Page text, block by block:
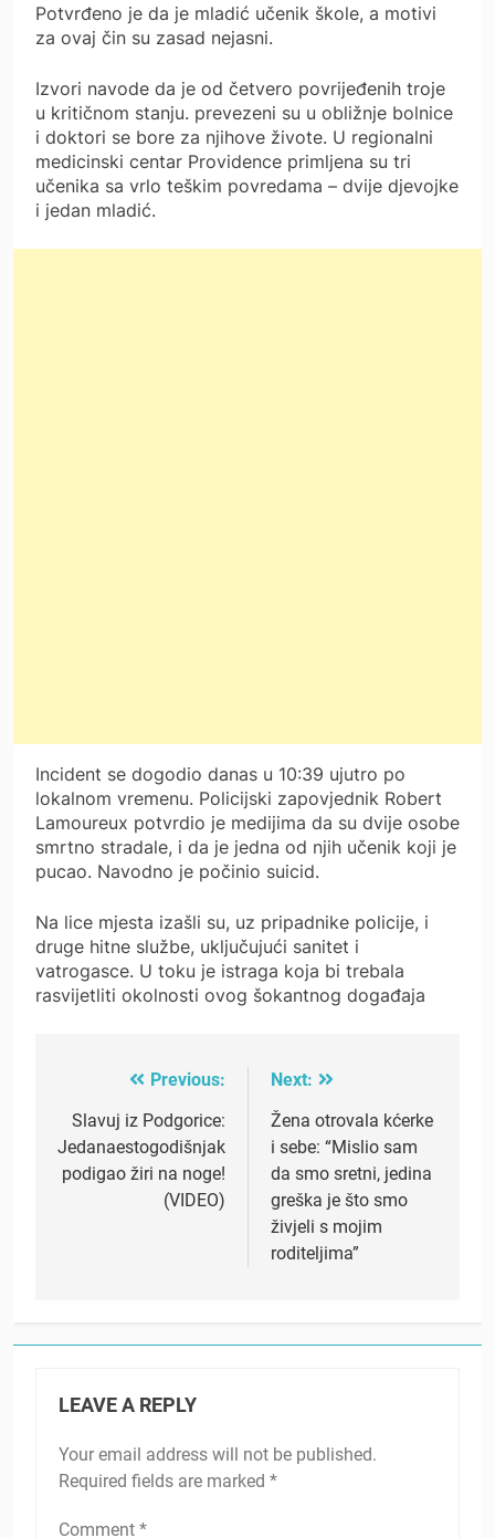
Potvrđeno je da je mladić učenik škole, a motivi
za ovaj čin su zasad nejasni.
Izvori navode da je od četvero povrijeđenih troje
u kritičnom stanju. prevezeni su u obližnje bolnice
i doktori se bore za njihove živote. U regionalni
medicinski centar Providence primljena su tri
učenika sa vrlo teškim povredama – dvije djevojke
i jedan mladić.
Incident se dogodio danas u 10:39 ujutro po
lokalnom vremenu. Policijski zapovjednik Robert
Lamoureux potvrdio je medijima da su dvije osobe
smrtno stradale, i da je jedna od njih učenik koji je
pucao. Navodno je počinio suicid.
Na lice mjesta izašli su, uz pripadnike policije, i
druge hitne službe, uključujući sanitet i
vatrogasce. U toku je istraga koja bi trebala
rasvijetliti okolnosti ovog šokantnog događaja
navigation
Previous:
Slavuj iz Podgorice:
Jedanaestogodišnjak
podigao žiri na noge!
(VIDEO)
Next:
Žena otrovala kćerke
i sebe: “Mislio sam
da smo sretni, jedina
greška je što smo
živjeli s mojim
roditeljima”
LEAVE A REPLY
Your email address will not be published.
Required fields are marked *
Comment *